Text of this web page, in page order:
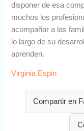
disponer de esa
muchos los
acompañar a las
lo largo de su
aprenden.
Virginia Espin
Compartir en